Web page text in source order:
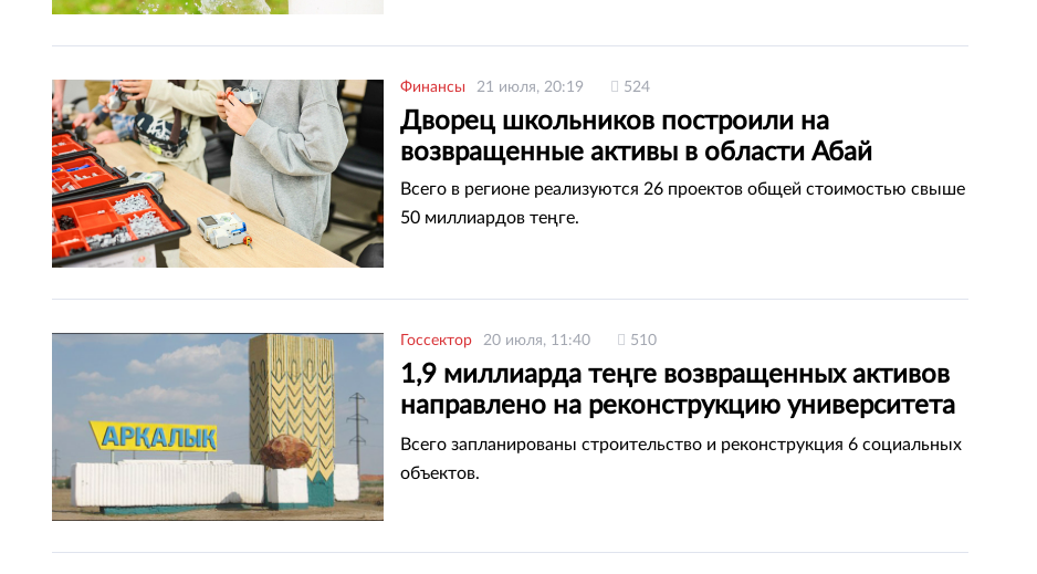
Финансы 21 июля, 20:19 524
Дворец школьников построили на
возвращенные активы в области Абай
Всего в регионе реализуются 26 проектов общей стоимостью свыше
50 миллиардов теңге.
Госсектор 20 июля, 11:40 510
1,9 миллиарда теңге возвращенных активов
направлено на реконструкцию университета
в Аркалыке
Всего запланированы строительство и реконструкция 6 социальных
объектов.